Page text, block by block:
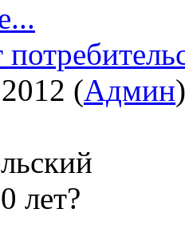
(Админ)